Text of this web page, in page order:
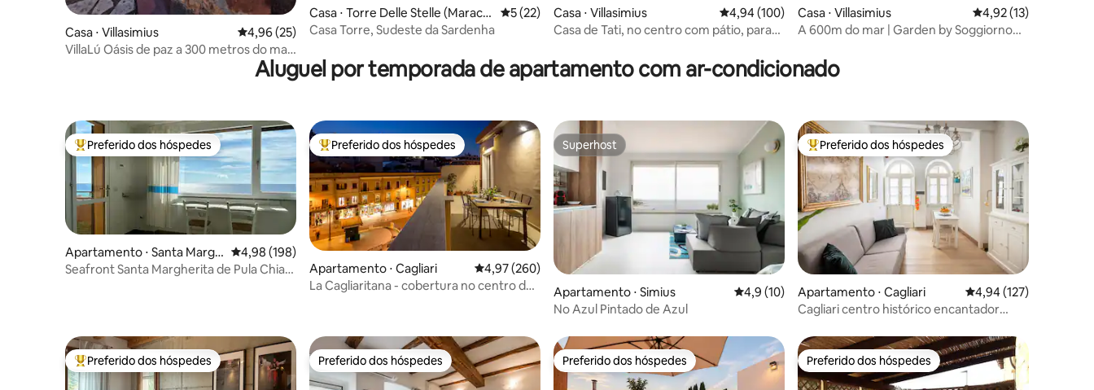
Casa ⋅ Villasimius 4,96 de uma avaliação média de 5, 25 avaliações
4,96 (25)
VillaLú Oásis de paz a 300 metros do mar
Casa ⋅ Torre Delle Stelle (Maracal
agonis)
5 de uma avaliação média de 5, 22 avaliações
5 (22)
Casa Torre, Sudeste da Sardenha
Casa ⋅ Villasimius 4,94 de uma avaliação média de 5, 100 avaliações
4,94 (100)
Casa de Tati, no centro com pátio, para
Casa ⋅ Villasimius 4,92 de uma
4,92 (13)
A 600m do mar | Garden by Soggiorno
Aluguel por temporada de apartamento com ar-condicionado
Entre os melhores preferidos dos hóspedes
Preferido dos hóspedes
Apartamento ⋅ Santa Margh
erita di Pula
4,98 de uma avaliação média de 5, 198 avaliações
4,98 (198)
Seafront Santa Margherita de Pula Chia
Entre os melhores preferidos dos hóspedes
Preferido dos hóspedes
Apartamento ⋅ Cagliari 4,97 de uma avaliação média de 5, 260 avaliações
4,97 (260)
La Cagliaritana - cobertura no centro da
Superhost
Superhost
Apartamento ⋅ Simius 4,9 de uma avaliação média de 5, 10 avaliações
4,9 (10)
No Azul Pintado de Azul
Entre os melhores preferidos dos hóspedes
Preferido dos hóspedes
Apartamento ⋅ Cagliari 4,94 de uma avaliação
4,94 (127)
Cagliari centro histórico encantador
Entre os melhores preferidos dos hóspedes
Preferido dos hóspedes Preferido dos hóspedes
Preferido dos hóspedes Preferido dos hóspedes
Preferido dos hóspedes Preferido dos hóspedes
Preferido dos hóspedes